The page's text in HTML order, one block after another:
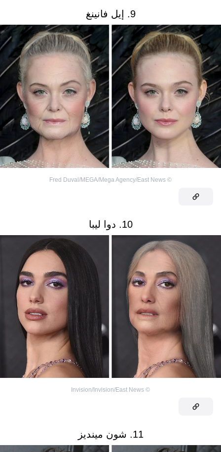
9. إيل فانينغ
©
Fred Duval/MEGA/Mega Agency/East News
10. دوا ليبا
©
Invision/Invision/East News
11. شون مينديز